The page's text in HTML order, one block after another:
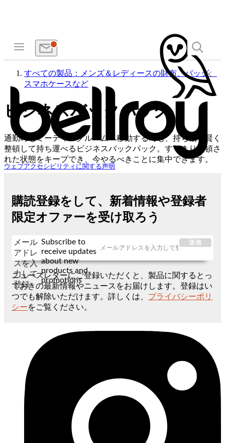
ウェブアクセシビリティに関する声明
すべての製品：メンズ＆レディースの財布、バッグ、
スマホケースなど
ビジネスバックパック
通勤時もミーティングルームへ移動する時も、持ち物を賢く
整頓して持ち運べるビジネスバックパック。すっきり整頓さ
れた状態をキープでき、今やるべきことに集中できます。
購読登録をして、新着情報や登録者
限定オファーを受け取ろう
メール
アドレ
スを入
力して
登録
Subscribe to
receive updates
about new
products and
promotions
送信
ニュースレターにご登録いただくと、製品に関するとっ
ておきの最新情報やニュースをお届けします。登録はい
つでも解除いただけます。詳しくは、 プライバシーポリ
シーをご覧ください。